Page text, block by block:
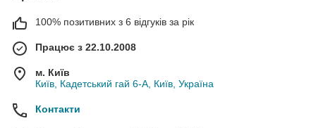
100% позитивних з 6 відгуків за рік
Працює з 22.10.2008
м. Київ
Київ, Кадетський гай 6-А, Київ, Україна
Контакти